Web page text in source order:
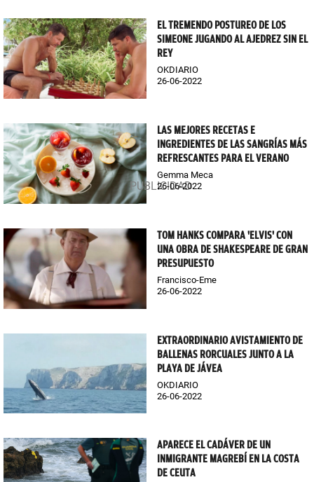
EL TREMENDO POSTUREO DE LOS
SIMEONE JUGANDO AL AJEDREZ SIN EL
REY
OKDIARIO
26-06-2022
LAS MEJORES RECETAS E
INGREDIENTES DE LAS SANGRÍAS MÁS
REFRESCANTES PARA EL VERANO
Gemma Meca
26-06-2022
TOM HANKS COMPARA 'ELVIS' CON
UNA OBRA DE SHAKESPEARE DE GRAN
PRESUPUESTO
Francisco-Eme
26-06-2022
EXTRAORDINARIO AVISTAMIENTO DE
BALLENAS RORCUALES JUNTO A LA
PLAYA DE JÁVEA
OKDIARIO
26-06-2022
APARECE EL CADÁVER DE UN
INMIGRANTE MAGREBÍ EN LA COSTA
DE CEUTA